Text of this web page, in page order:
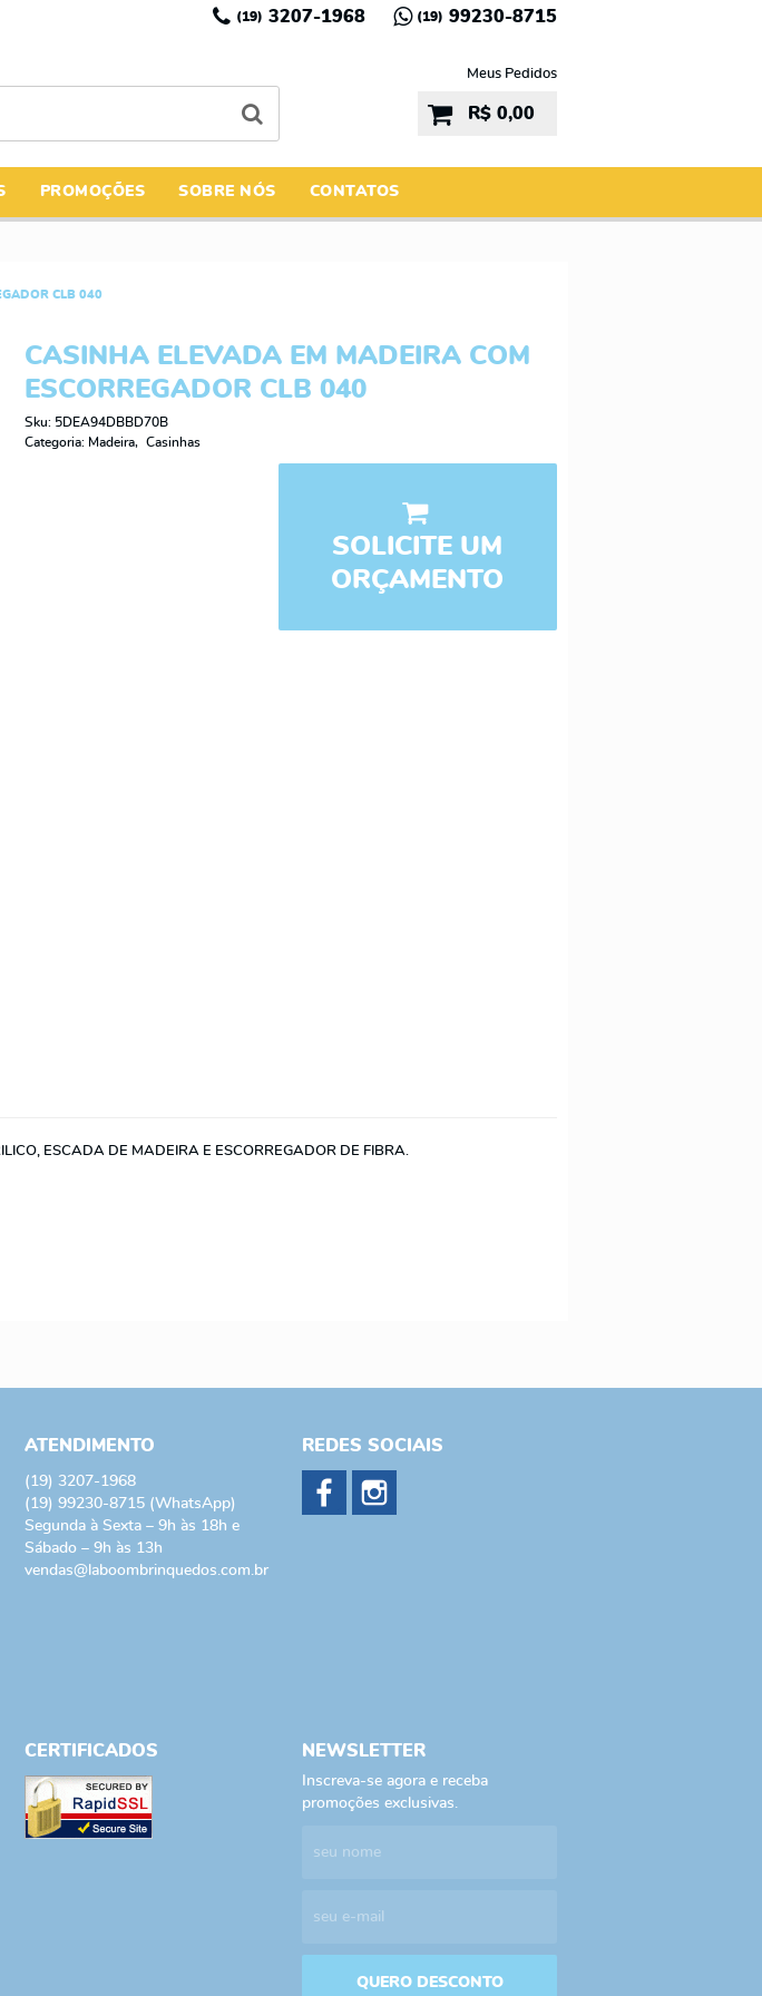
(19) 3207-1968 (19) 99230-8715
Meus Pedidos
R$ 0,00
PROMOÇÕES SOBRE NÓS CONTATOS
CLB 040
CASINHA ELEVADA EM MADEIRA COM
ESCORREGADOR CLB 040
Sku: 5DEA94DBBD70B
Categoria: Madeira Casinhas
SOLICITE UM
ORÇAMENTO
ESCADA DE MADEIRA E ESCORREGADOR DE FIBRA.
ATENDIMENTO
(19) 3207-1968
(19) 99230-8715 (WhatsApp)
Segunda à Sexta – 9h às 18h e
Sábado – 9h às 13h
vendas@laboombrinquedos.com.br
REDES SOCIAIS
CERTIFICADOS NEWSLETTER
Inscreva-se agora e receba
promoções exclusivas.
QUERO DESCONTO